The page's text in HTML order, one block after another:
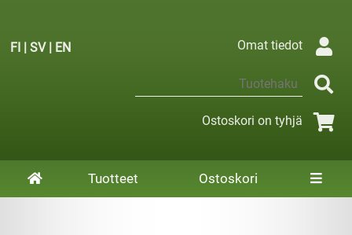
FI | SV| EN Omat tiedot
Ostoskori on tyhjä
Tuotteet Ostoskori